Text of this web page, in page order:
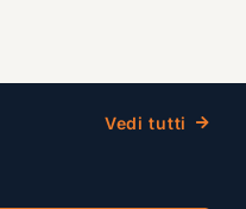
Vedi tutti